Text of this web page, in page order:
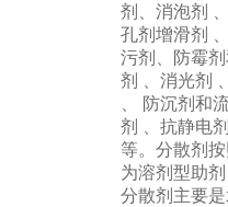
剂、消泡剂
孔剂增滑剂
污剂、防霉
剂 、消光剂
、 防沉剂和
剂 、抗静电
等。分散剂
为溶剂型助
分散剂主要